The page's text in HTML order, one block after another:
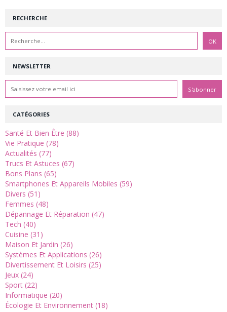
NEWSLETTER
RECHERCHE
CATÉGORIES
Santé Et Bien Être (88)
Vie Pratique (78)
Actualités (77)
Trucs Et Astuces (67)
Bons Plans (65)
Smartphones Et Appareils Mobiles (59)
Divers (51)
Femmes (48)
Dépannage Et Réparation (47)
Tech (40)
Cuisine (31)
Maison Et Jardin (26)
Systèmes Et Applications (26)
Divertissement Et Loisirs (25)
Jeux (24)
Sport (22)
Informatique (20)
Écologie Et Environnement (18)